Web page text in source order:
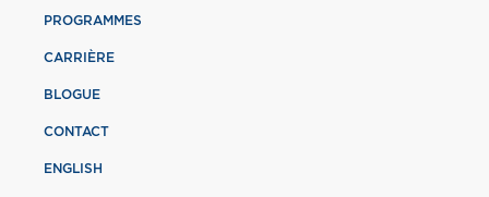
PROGRAMMES
CARRIÈRE
BLOGUE
CONTACT
ENGLISH